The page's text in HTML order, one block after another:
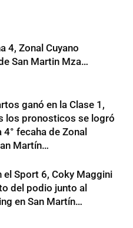
4, Zonal Cuyano
San Martin Mza…
ganó en la Clase 1,
los pronosticos se logró
fecaha de Zonal
Martín…
el Sport 6, Coky Maggini
del podio junto al
en San Martín…